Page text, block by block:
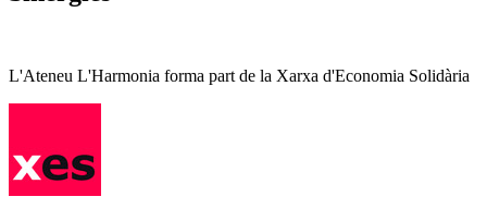
L'Ateneu L'Harmonia forma part de la Xarxa d'Economia Solidària